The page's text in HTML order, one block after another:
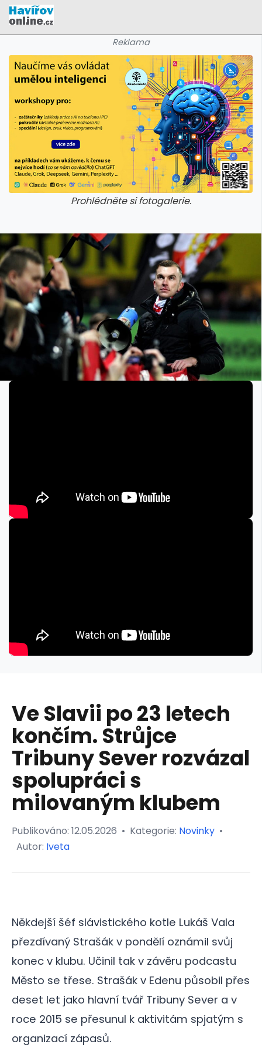
Reklama
Prohlédněte si fotogalerie.
Ve Slavii po 23 letech
končím. Strůjce
Tribuny Sever rozvázal
spolupráci s
milovaným klubem
Publikováno: 12.05.2026 • Kategorie: Novinky •
Autor: Iveta
Někdejší šéf slávistického kotle Lukáš Vala
přezdívaný Strašák v pondělí oznámil svůj
konec v klubu. Učinil tak v závěru podcastu
Město se třese. Strašák v Edenu působil přes
deset let jako hlavní tvář Tribuny Sever a v
roce 2015 se přesunul k aktivitám spjatým s
organizací zápasů.